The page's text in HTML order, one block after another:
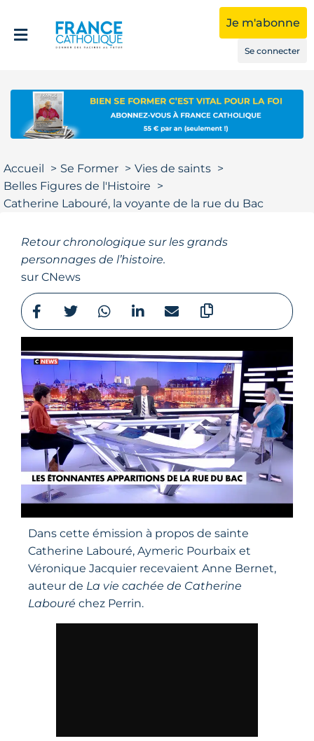
Je m'abonne
Se connecter
Accueil Se Former
Vies de saints
Belles Figures de l'Histoire
Catherine Labouré, la voyante de la rue du Bac
Retour chronologique sur les grands
personnages de l’histoire.
sur CNews
Dans cette émission à propos de sainte
Catherine Labouré, Aymeric Pourbaix et
Véronique Jacquier recevaient Anne Bernet,
auteur de La vie cachée de Catherine
Labouré chez Perrin.